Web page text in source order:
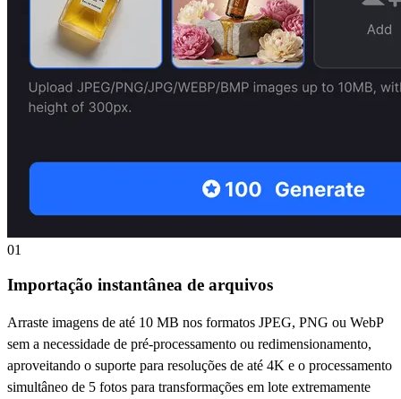
01
Importação instantânea de arquivos
Arraste imagens de até 10 MB nos formatos JPEG, PNG ou WebP
sem a necessidade de pré-processamento ou redimensionamento,
aproveitando o suporte para resoluções de até 4K e o processamento
simultâneo de 5 fotos para transformações em lote extremamente